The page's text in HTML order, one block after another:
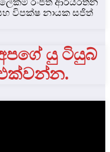
ලේකම් රංජිත් ආරියරත්න
විපක්ෂ නායක සජිත්
යු ටියුබ්